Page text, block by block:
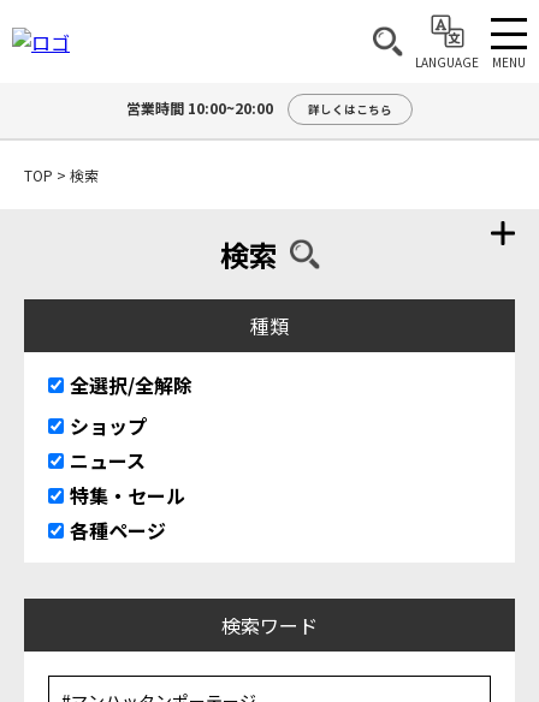
LANGUAGE MENU
営業時間 10:00~20:00 詳しくはこちら
TOP > 検索
検索
種類
全選択/全解除
ショップ
ニュース
特集・セール
各種ページ
検索ワード